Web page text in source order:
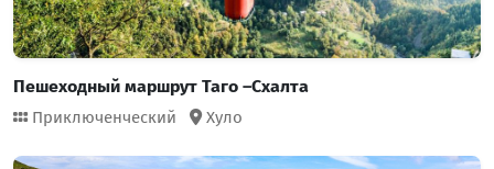
Пешеходный маршрут Таго –Схалта
Приключенческий Хуло